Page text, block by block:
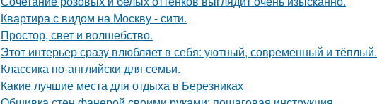
Квартира с видом на Москву - сити.
Простор, свет и волшебство.
Этот интерьер сразу влюбляет в себя: уютный, современный и тёплый.
Классика по-английски для семьи.
Какие лучшие места для отдыха в Березниках